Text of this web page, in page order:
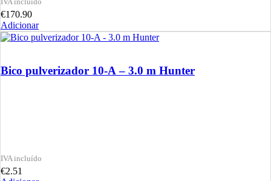
€170.90
Adicionar
Bico pulverizador 10-A – 3.0 m Hunter
€2.51